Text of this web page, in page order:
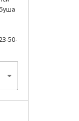
50-